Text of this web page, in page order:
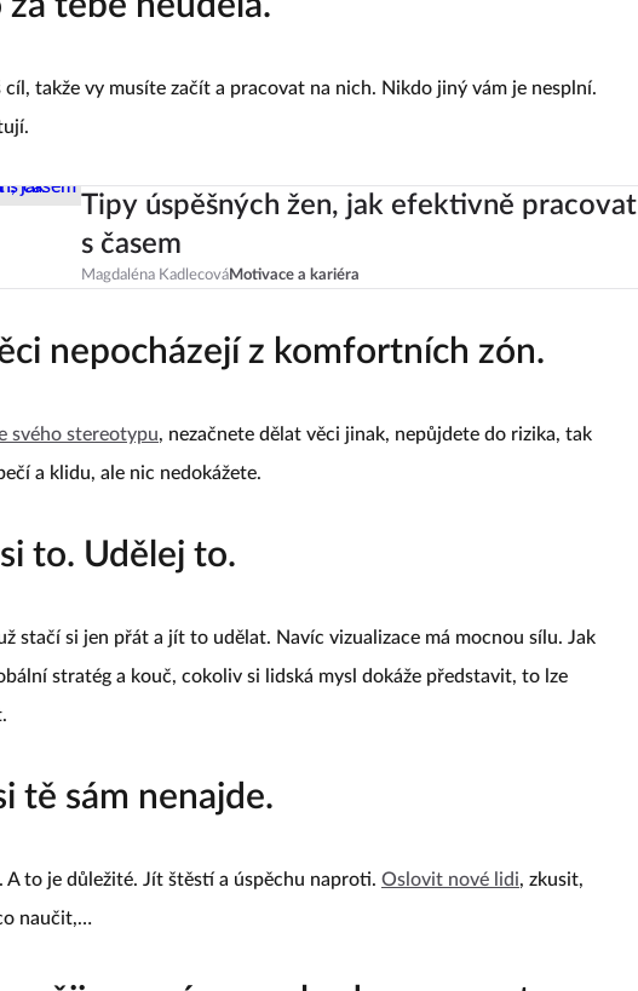
cíl, takže vy musíte začít a pracovat na nich. Nikdo jiný vám je nesplní.
Tipy úspěšných žen, jak efektivně pracovat
s časem
Magdaléna KadlecováMotivace a kariéra
nepocházejí z komfortních zón.
svého stereotypu, nezačnete dělat věci jinak, nepůjdete do rizika, tak
a klidu, ale nic nedokážete.
to. Udělej to.
stačí si jen přát a jít to udělat. Navíc vizualizace má mocnou sílu. Jak
stratég a kouč, cokoliv si lidská mysl dokáže představit, to lze
tě sám nenajde.
A to je důležité. Jít štěstí a úspěchu naproti. Oslovit nové lidi, zkusit,
naučit,…